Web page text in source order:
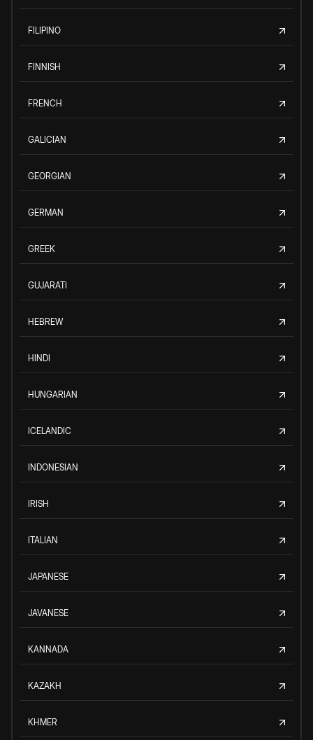
FILIPINO
FINNISH
FRENCH
GALICIAN
GEORGIAN
GERMAN
GREEK
GUJARATI
HEBREW
HINDI
HUNGARIAN
ICELANDIC
INDONESIAN
IRISH
ITALIAN
JAPANESE
JAVANESE
KANNADA
KAZAKH
KHMER